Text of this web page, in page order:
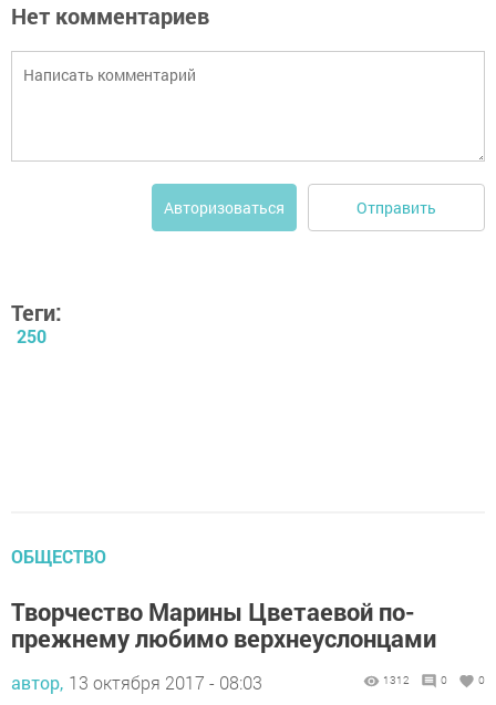
Нет комментариев
Авторизоваться Отправить
Теги:
250
ОБЩЕСТВО
Творчество Марины Цветаевой по-
прежнему любимо верхнеуслонцами
автор, 13 октября 2017 - 08:03 1312 0 0